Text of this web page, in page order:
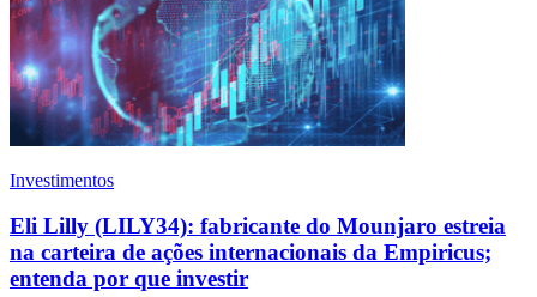
Investimentos
Eli Lilly (LILY34): fabricante do Mounjaro estreia
na carteira de ações internacionais da Empiricus;
entenda por que investir